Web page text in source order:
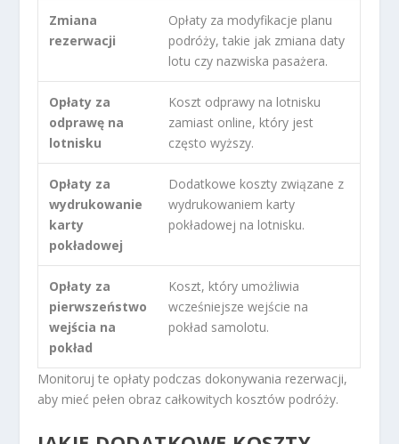
Zmiana
rezerwacji
Opłaty za modyfikacje planu
podróży, takie jak zmiana daty
lotu czy nazwiska pasażera.
Opłaty za
odprawę na
lotnisku
Koszt odprawy na lotnisku
zamiast online, który jest
często wyższy.
Opłaty za
wydrukowanie
karty
pokładowej
Dodatkowe koszty związane z
wydrukowaniem karty
pokładowej na lotnisku.
Opłaty za
pierwszeństwo
wejścia na
pokład
Koszt, który umożliwia
wcześniejsze wejście na
pokład samolotu.
Monitoruj te opłaty podczas dokonywania rezerwacji,
aby mieć pełen obraz całkowitych kosztów podróży.